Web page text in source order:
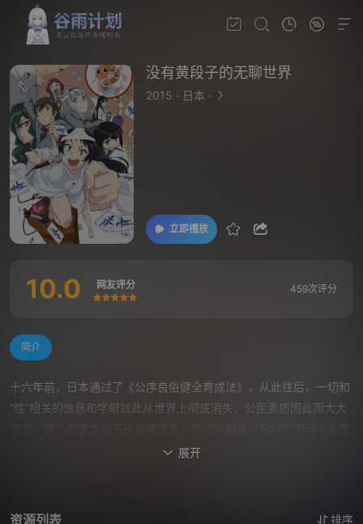
没有黄段子的无聊世界
2015 · 日本 ·
立即播放
10.0 网友评分
很差较差还行
推荐
力荐
459次评分
简介
十六年前，日本通过了《公序良俗健全育成法》，从此往后，一切和
“性”相关的信息和字眼就此从世界上彻底消失，公民素质因此而大大
的名校，而平凡的高中生奥间狸吉（小林裕介 配音）即将在这里展开
时冈学园学生会的副会长！外表稚嫩，内心老成的早乙女乙女（新井
 展开
资源列表 排序